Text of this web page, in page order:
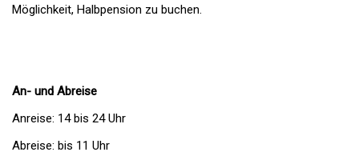
Möglichkeit, Halbpension zu buchen.
An- und Abreise
Anreise: 14 bis 24 Uhr
Abreise: bis 11 Uhr